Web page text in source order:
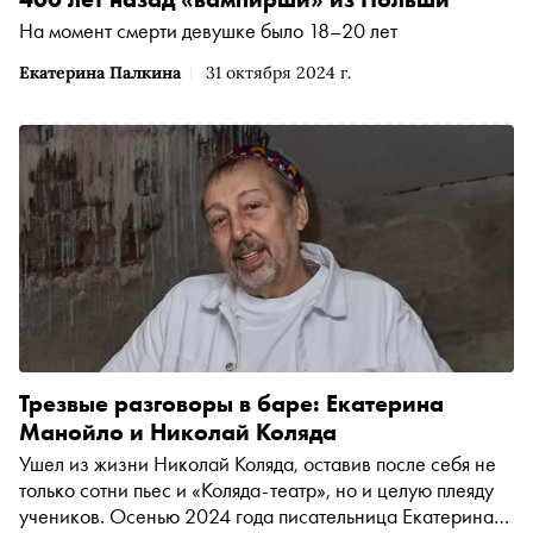
Екатерина Палкина 31 октября 2024 г.
На момент смерти девушке было 18–20 лет
Трезвые разговоры в баре: Екатерина
Манойло и Николай Коляда
Ушел из жизни Николай Коляда, оставив после себя не
только сотни пьес и «Коляда-театр», но и целую плеяду
учеников. Осенью 2024 года писательница Екатерина